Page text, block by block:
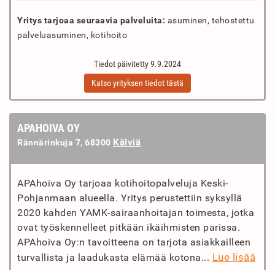
Yritys tarjoaa seuraavia palveluita: asuminen, tehostettu
palveluasuminen, kotihoito
Tiedot päivitetty 9.9.2024
Katso yrityksen tiedot tästä
APAHOIVA OY
Rännärinkuja 7, 68300 Kälviä
APAhoiva Oy tarjoaa kotihoitopalveluja Keski-
Pohjanmaan alueella. Yritys perustettiin syksyllä
2020 kahden YAMK-sairaanhoitajan toimesta, jotka
ovat työskennelleet pitkään ikäihmisten parissa.
APAhoiva Oy:n tavoitteena on tarjota asiakkailleen
turvallista ja laadukasta elämää kotona... Lue lisää